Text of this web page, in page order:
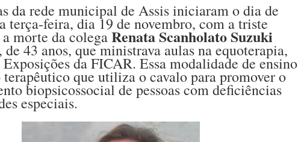
da rede municipal de Assis iniciaram o dia de
terça-feira, dia 19 de novembro, com a triste
morte da colegaRenata Scanholato Suzuki
43 anos, que ministrava aulas na equoterapia,
da FICAR. Essa modalidade de ensino
que utiliza o cavalo para promover o
biopsicossocial de pessoas com deficiências
especiais.